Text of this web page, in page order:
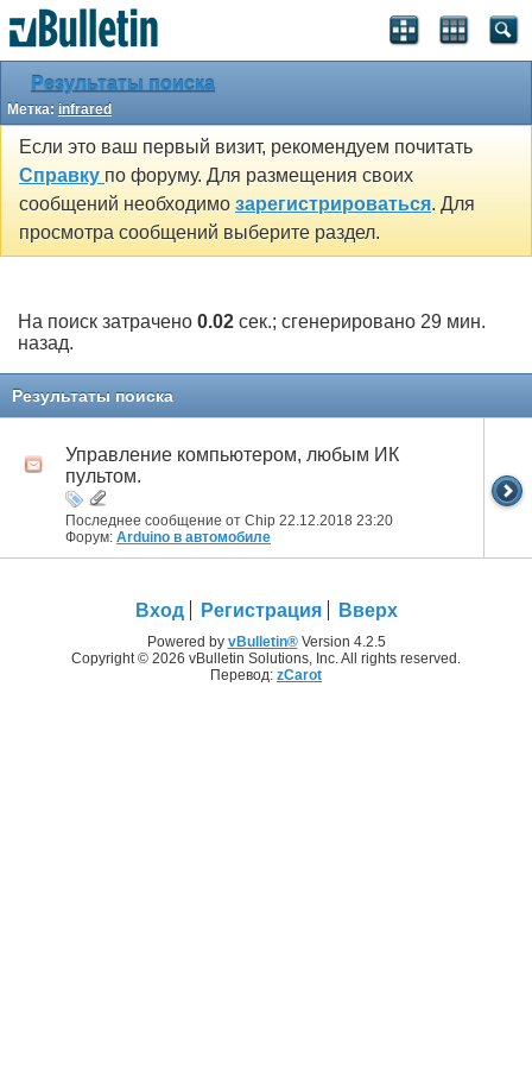
Результаты поиска
Метка: infrared
Если это ваш первый визит, рекомендуем почитать
Справку по форуму. Для размещения своих
сообщений необходимо зарегистрироваться. Для
просмотра сообщений выберите раздел.
На поиск затрачено 0.02 сек.; сгенерировано 29 мин.
назад.
Результаты поиска
Управление компьютером, любым ИК
пультом.
Последнее сообщение от Chip 22.12.2018 23:20
Форум: Arduino в автомобиле
Вход Регистрация Вверх
Powered by vBulletin®Version 4.2.5
Copyright © 2026 vBulletin Solutions, Inc. All rights reserved.
Перевод: zCarot